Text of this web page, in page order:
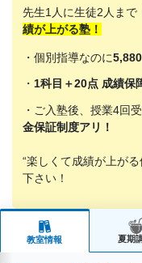
先生1人に生徒2人まで
績が上がる塾！
・個別指導なのに
・ 1科目＋20点 成績保
・ご入塾後、授業4回
金保証制度アリ！
“楽しくて成績が上が
下さい！
教室情報 夏期